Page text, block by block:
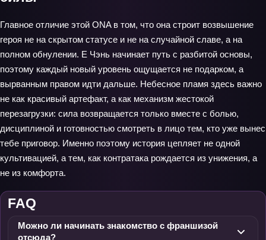
Главное отличие этой ONA в том, что она строит возвышение
героя не на скрытом статусе и не на случайной славе, а на
полном обнулении. Е Чэнь начинает путь с разбитой основы,
поэтому каждый новый уровень ощущается не подарком, а
вырванным правом идти дальше. Небесное пламя здесь важно
не как красивый артефакт, а как механизм жестокой
перезагрузки: сила возвращается только вместе с болью,
дисциплиной и готовностью смотреть в лицо тем, кто уже вынес
тебе приговор. Именно поэтому история цепляет не одной
культивацией, а тем, как контратака рождается из унижения, а
не из комфорта.
FAQ
Можно ли начинать знакомство с франшизой
отсюда?